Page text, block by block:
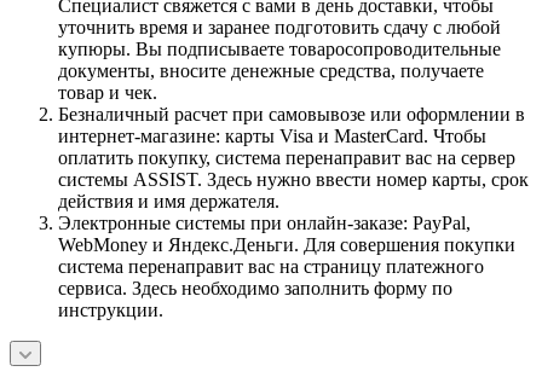
Специалист свяжется с вами в день доставки, чтобы
уточнить время и заранее подготовить сдачу с любой
купюры. Вы подписываете товаросопроводительные
документы, вносите денежные средства, получаете
товар и чек.
Безналичный расчет при самовывозе или оформлении в
интернет-магазине: карты Visa и MasterCard. Чтобы
оплатить покупку, система перенаправит вас на сервер
системы ASSIST. Здесь нужно ввести номер карты, срок
действия и имя держателя.
Электронные системы при онлайн-заказе: PayPal,
WebMoney и Яндекс.Деньги. Для совершения покупки
система перенаправит вас на страницу платежного
сервиса. Здесь необходимо заполнить форму по
инструкции.